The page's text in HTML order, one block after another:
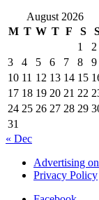
August 2026
M T W T F S
1
2
3
4 5 6 7 8
9
10 11 12 13 14 15
17 18 19 20 21 22
24 25 26 27 28 29
31
« Dec
Advertising
Privacy Policy